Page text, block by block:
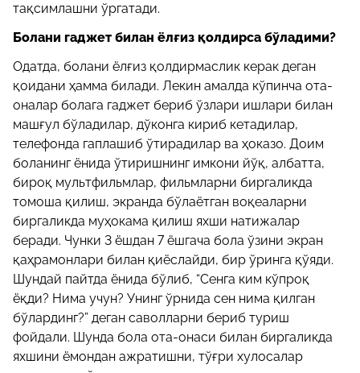
тақсимлашни ўргатади.
Болани гаджет билан ёлғиз қолдирса бўладими?
Одатда, болани ёлғиз қолдирмаслик керак деган
қоидани ҳамма билади. Лекин амалда кўпинча ота-
оналар болага гаджет бериб ўзлари ишлари билан
машғул бўладилар, дўконга кириб кетадилар,
телефонда гаплашиб ўтирадилар ва ҳоказо. Доим
боланинг ёнида ўтиришнинг имкони йўқ, албатта,
бироқ мультфильмлар, фильмларни биргаликда
томоша қилиш, экранда бўлаётган воқеаларни
биргаликда муҳокама қилиш яхши натижалар
беради. Чунки 3 ёшдан 7 ёшгача бола ўзини экран
қаҳрамонлари билан қиёслайди, бир ўринга қўяди.
Шундай пайтда ёнида бўлиб, “Сенга ким кўпроқ
ёқди? Нима учун? Унинг ўрнида сен нима қилган
бўлардинг?” деган саволларни бериб туриш
фойдали. Шунда бола ота-онаси билан биргаликда
яхшини ёмондан ажратишни, тўғри хулосалар